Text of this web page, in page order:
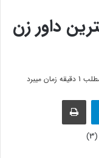
داور زن
میبرد